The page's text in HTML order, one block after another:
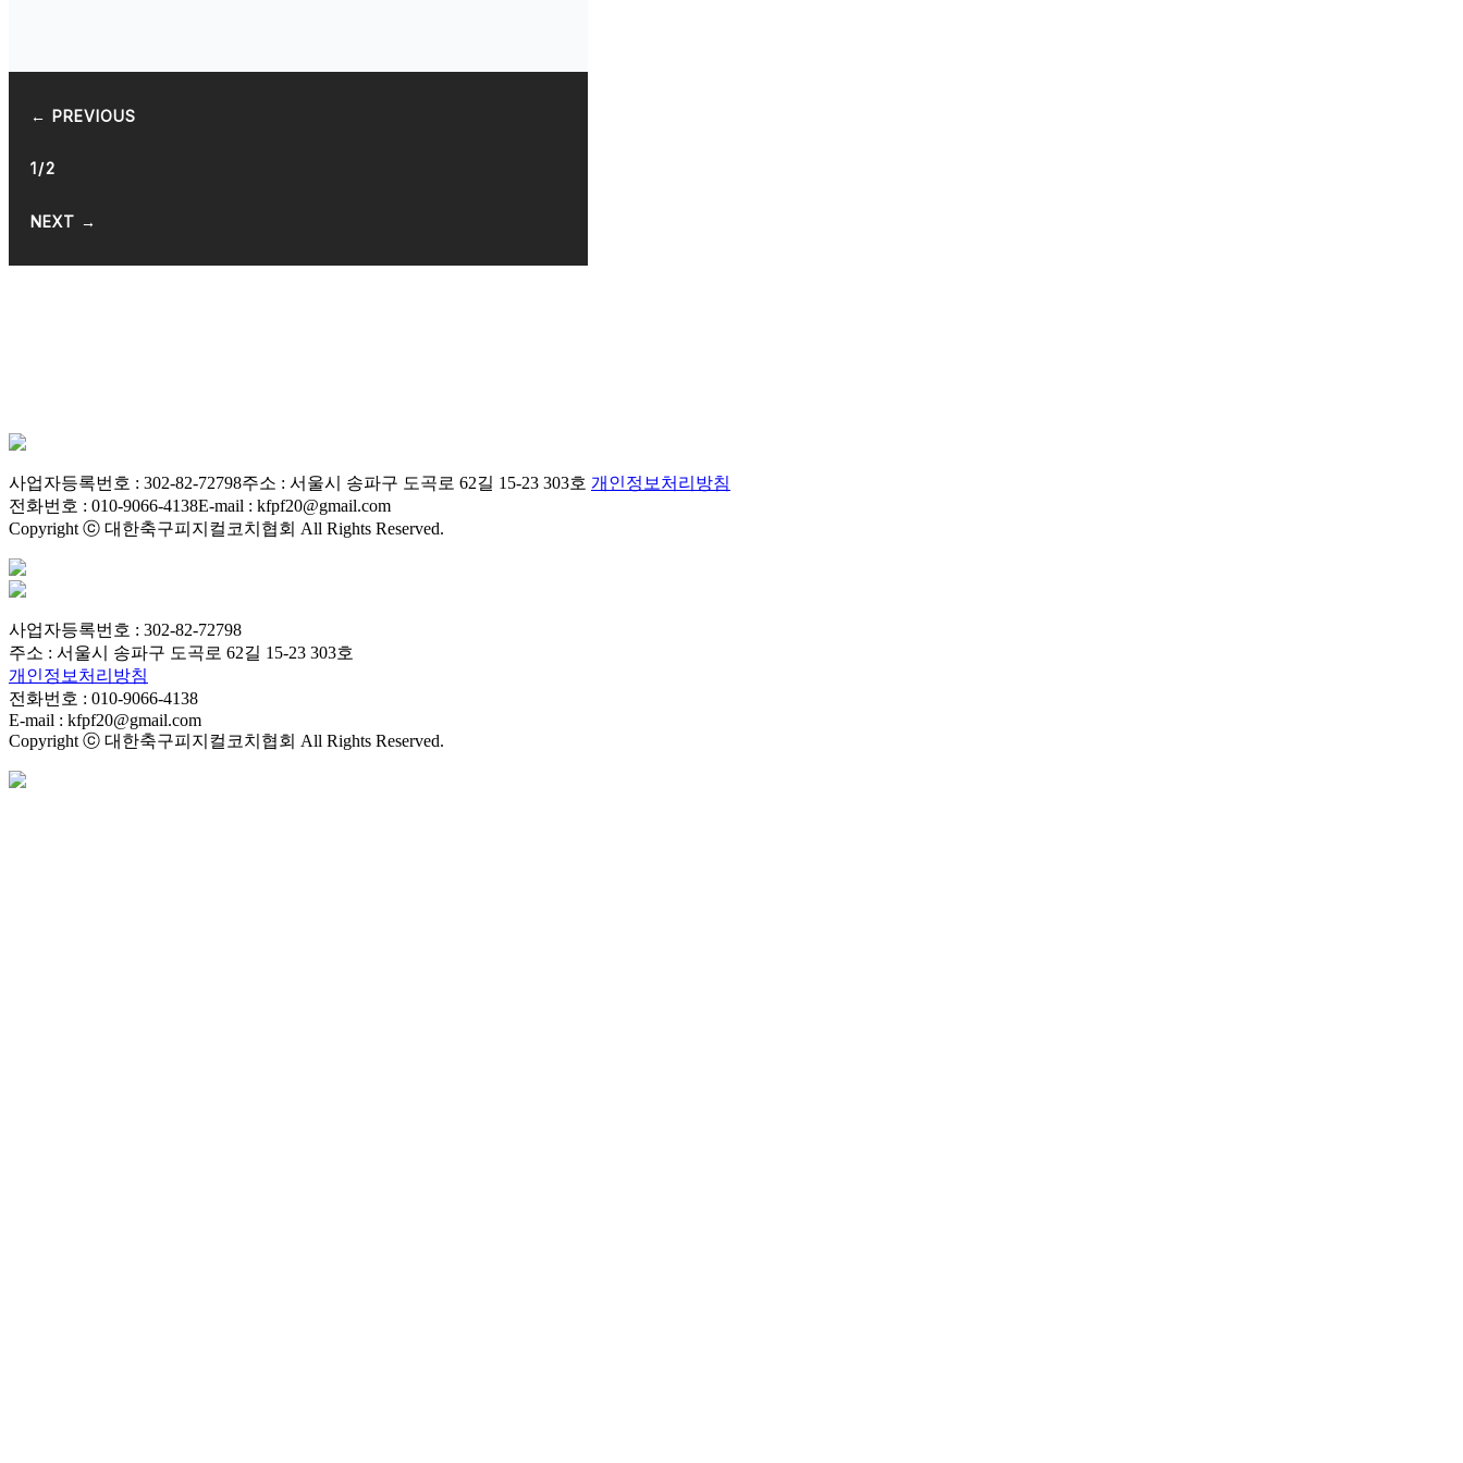
← PREVIOUS
1/2
NEXT →
사업자등록번호 : 302-82-72798주소 : 서울시 송파구 도곡로 62길 15-23 303호 개인정보처리방침
전화번호 : 010-9066-4138E-mail : kfpf20@gmail.com
Copyright ⓒ 대한축구피지컬코치협회 All Rights Reserved.
사업자등록번호 : 302-82-72798
주소 : 서울시 송파구 도곡로 62길 15-23 303호
개인정보처리방침
전화번호 : 010-9066-4138
E-mail : kfpf20@gmail.com
Copyright ⓒ 대한축구피지컬코치협회 All Rights Reserved.